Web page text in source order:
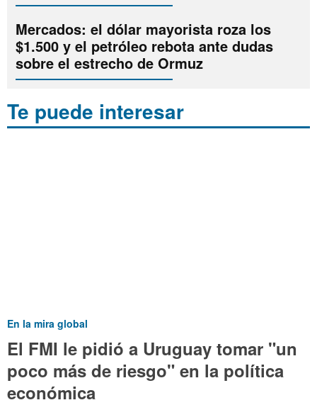
Mercados: el dólar mayorista roza los
$1.500 y el petróleo rebota ante dudas
sobre el estrecho de Ormuz
Te puede interesar
En la mira global
El FMI le pidió a Uruguay tomar "un
poco más de riesgo" en la política
económica